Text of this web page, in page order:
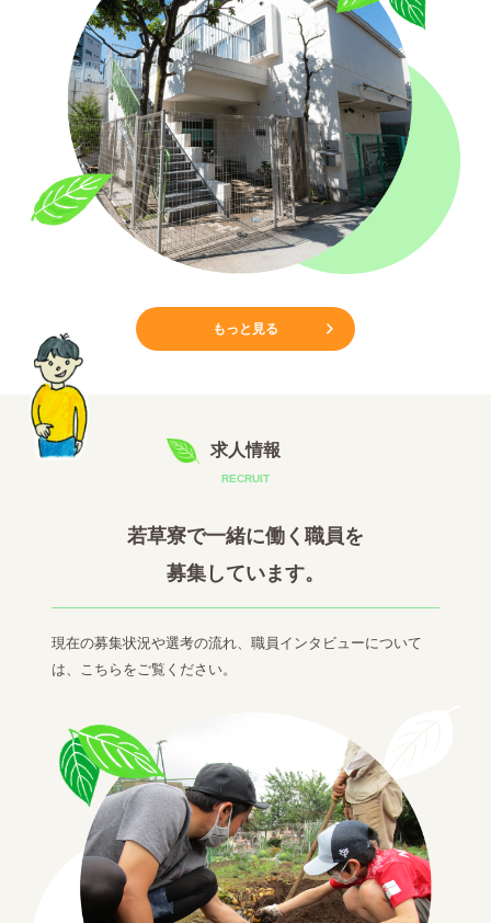
もっと見る
求人情報
RECRUIT
若草寮で一緒に働く職員を
募集しています。
現在の募集状況や選考の流れ、職員インタビューについて
は、こちらをご覧ください。